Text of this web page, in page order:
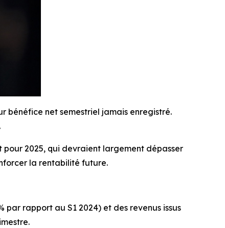
bénéfice net semestriel jamais enregistré.
pour 2025, qui devraient largement dépasser
la rentabilité future.
par rapport au S1 2024) et des revenus issus